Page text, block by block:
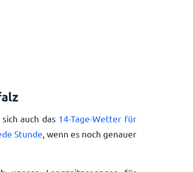
auch das 14-Tage-Wetter für
Stunde , wenn es noch genauer